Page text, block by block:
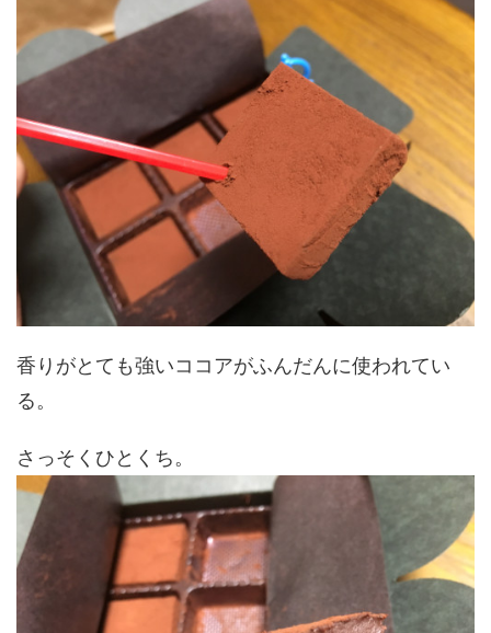
香りがとても強いココアがふんだんに使われてい
る。
さっそくひとくち。